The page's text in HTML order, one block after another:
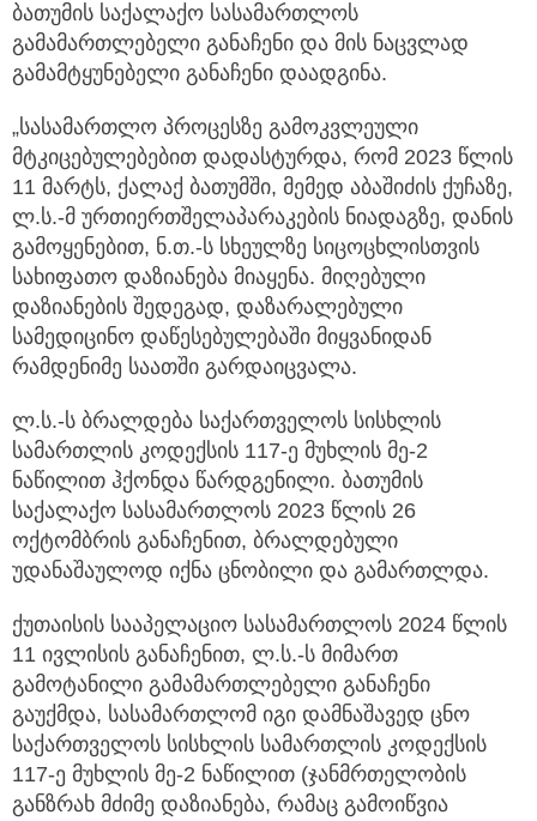
ბათუმის საქალაქო სასამართლოს
გამამართლებელი განაჩენი და მის ნაცვლად
გამამტყუნებელი განაჩენი დაადგინა.
„სასამართლო პროცესზე გამოკვლეული
მტკიცებულებებით დადასტურდა, რომ 2023 წლის
11 მარტს, ქალაქ ბათუმში, მემედ აბაშიძის ქუჩაზე,
ლ.ს.-მ ურთიერთშელაპარაკების ნიადაგზე, დანის
გამოყენებით, ნ.თ.-ს სხეულზე სიცოცხლისთვის
სახიფათო დაზიანება მიაყენა. მიღებული
დაზიანების შედეგად, დაზარალებული
სამედიცინო დაწესებულებაში მიყვანიდან
რამდენიმე საათში გარდაიცვალა.
ლ.ს.-ს ბრალდება საქართველოს სისხლის
სამართლის კოდექსის 117-ე მუხლის მე-2
ნაწილით ჰქონდა წარდგენილი. ბათუმის
საქალაქო სასამართლოს 2023 წლის 26
ოქტომბრის განაჩენით, ბრალდებული
უდანაშაულოდ იქნა ცნობილი და გამართლდა.
ქუთაისის სააპელაციო სასამართლოს 2024 წლის
11 ივლისის განაჩენით, ლ.ს.-ს მიმართ
გამოტანილი გამამართლებელი განაჩენი
გაუქმდა, სასამართლომ იგი დამნაშავედ ცნო
საქართველოს სისხლის სამართლის კოდექსის
117-ე მუხლის მე-2 ნაწილით (ჯანმრთელობის
განზრახ მძიმე დაზიანება, რამაც გამოიწვია